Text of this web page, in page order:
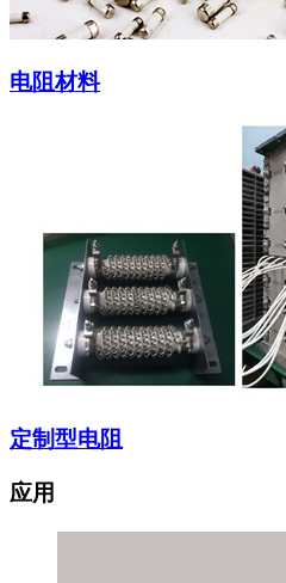
电阻材料
定制型电阻
应用